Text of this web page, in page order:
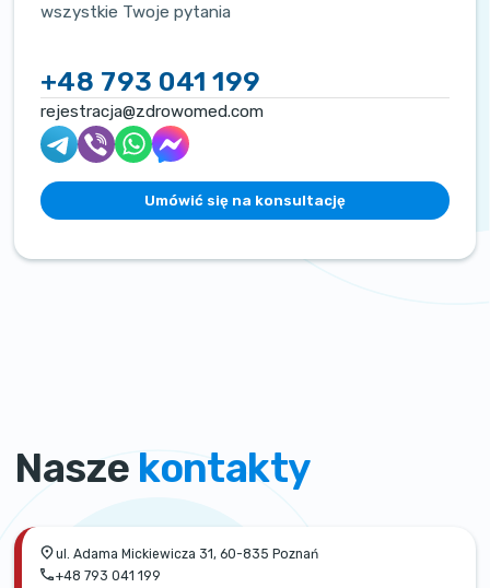
wszystkie Twoje pytania
+48 793 041 199
rejestracja@zdrowomed.com
Umówić się na konsultację
Nasze kontakty
ul. Adama Mickiewicza 31, 60-835 Poznań
+48 793 041 199